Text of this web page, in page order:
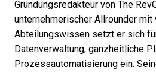
Gründungsredakteur von The
unternehmerischer Allrounder
Abteilungswissen setzt er sich
Datenverwaltung, ganzheitliche
Prozessautomatisierung ein.